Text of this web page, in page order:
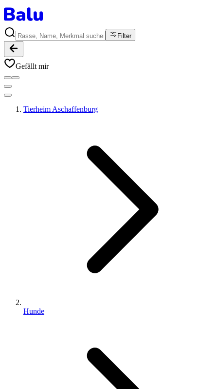
Filter
Gefällt mir
Tierheim Aschaffenburg
Hunde